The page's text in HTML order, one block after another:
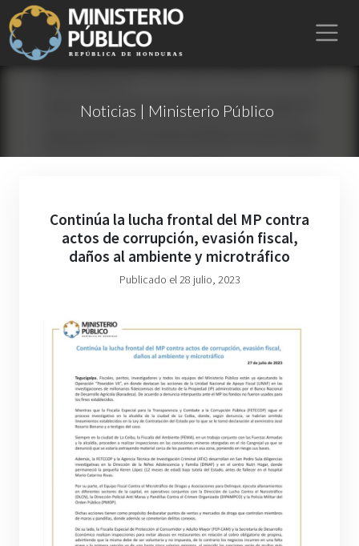
Noticias | Ministerio Público
Continúa la lucha frontal del MP contra
actos de corrupción, evasión fiscal,
daños al ambiente y microtráfico
Publicado el 28 julio, 2023